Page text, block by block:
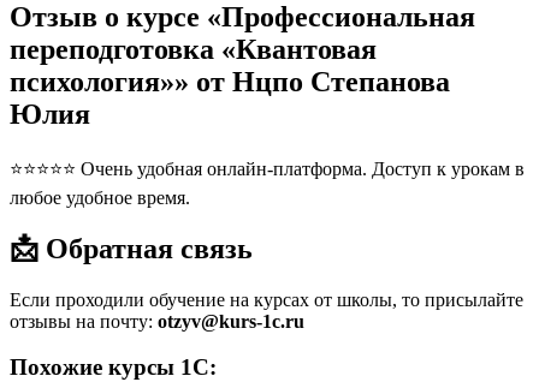
Отзыв о курсе «Профессиональная
переподготовка «Квантовая
психология»» от Нцпо Степанова
Юлия
⭐⭐⭐⭐⭐ Очень удобная онлайн-платформа. Доступ к урокам в
любое удобное время.
📩 Обратная связь
Если проходили обучение на курсах от школы, то присылайте
отзывы на почту: otzyv@kurs-1c.ru
Похожие курсы 1С: